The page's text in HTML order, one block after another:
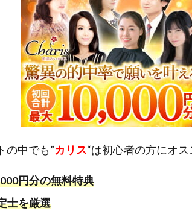
の中でも”カリス“は初心者の方にオス
円分の無料特典
士を厳選